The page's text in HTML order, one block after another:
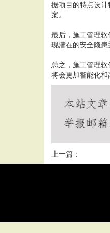
据项目的特点设
案。
最后，施工管理
现潜在的安全隐
总之，施工管理
将会更加智能化
上一篇：